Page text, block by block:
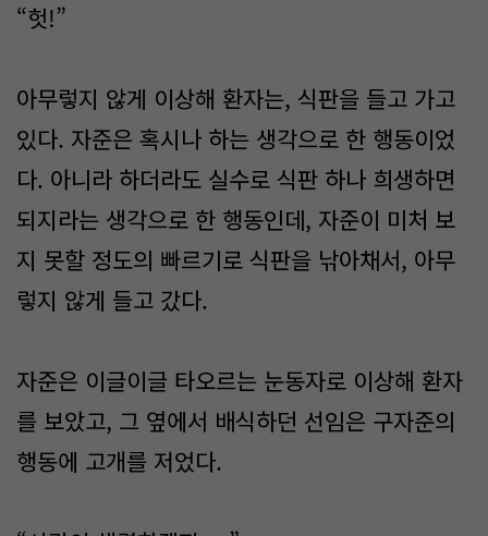
“헛!”
아무렇지 않게 이상해 환자는, 식판을 들고 가고
있다. 자준은 혹시나 하는 생각으로 한 행동이었
다. 아니라 하더라도 실수로 식판 하나 희생하면
되지라는 생각으로 한 행동인데, 자준이 미처 보
지 못할 정도의 빠르기로 식판을 낚아채서, 아무
렇지 않게 들고 갔다.
자준은 이글이글 타오르는 눈동자로 이상해 환자
를 보았고, 그 옆에서 배식하던 선임은 구자준의
행동에 고개를 저었다.